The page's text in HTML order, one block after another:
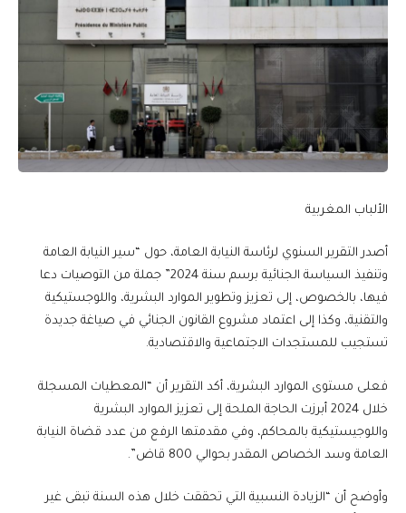
الألباب المغربية
أصدر التقرير السنوي لرئاسة النيابة العامة، حول “سير النيابة العامة
وتنفيذ السياسة الجنائية برسم سنة 2024” جملة من التوصيات دعا
فيها، بالخصوص، إلى تعزيز وتطوير الموارد البشرية، واللوجستيكية
والتقنية، وكذا إلى اعتماد مشروع القانون الجنائي في صياغة جديدة
تستجيب للمستجدات الاجتماعية والاقتصادية.
فعلى مستوى الموارد البشرية، أكد التقرير أن “المعطيات المسجلة
خلال 2024 أبرزت الحاجة الملحة إلى تعزيز الموارد البشرية
واللوجيستيكية بالمحاكم، وفي مقدمتها الرفع من عدد قضاة النيابة
العامة وسد الخصاص المقدر بحوالي 800 قاض”.
وأوضح أن “الزيادة النسبية التي تحققت خلال هذه السنة تبقى غير